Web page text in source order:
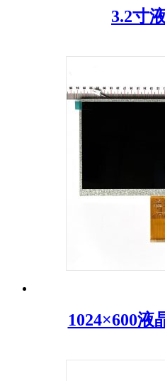
3.2寸
1024×600液